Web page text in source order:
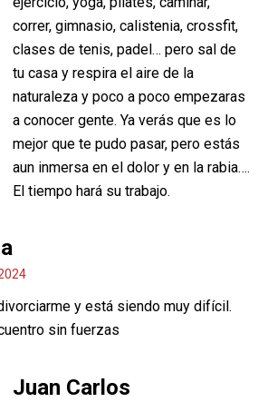
correr, gimnasio, calistenia, crossfit,
clases de tenis, padel… pero sal de
tu casa y respira el aire de la
naturaleza y poco a poco empezaras
a conocer gente. Ya verás que es lo
mejor que te pudo pasar, pero estás
aun inmersa en el dolor y en la rabia….
El tiempo hará su trabajo.
y está siendo muy difícil.
sin fuerzas
Juan Carlos